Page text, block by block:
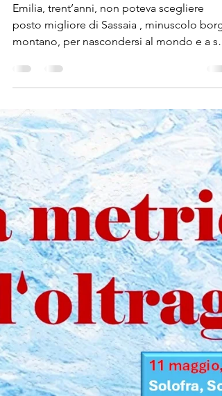
Una storia di errori e
redenzione
Emilia, trent’anni, non poteva scegliere
posto migliore di Sassaia , minuscolo
stessa....